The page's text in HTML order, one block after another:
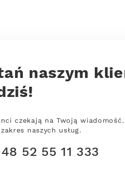
naszym
czekają na Twoją
naszych usług.
52 55 11 333